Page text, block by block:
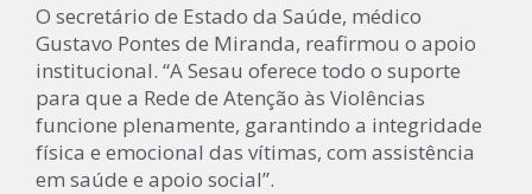
O secretário de Estado da Saúde, médico
Gustavo Pontes de Miranda, reafirmou o apoio
institucional. “A Sesau oferece todo o suporte
para que a Rede de Atenção às Violências
funcione plenamente, garantindo a integridade
física e emocional das vítimas, com assistência
em saúde e apoio social”.